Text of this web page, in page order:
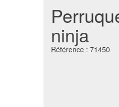
ninja
Référence : 71450